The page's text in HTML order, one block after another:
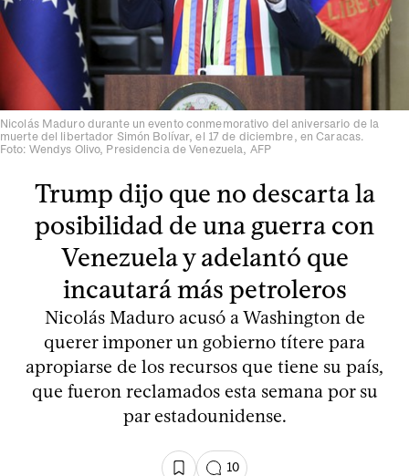
Nicolás Maduro durante un evento conmemorativo del aniversario de la
muerte del libertador Simón Bolívar, el 17 de diciembre, en Caracas.
Foto: Wendys Olivo, Presidencia de Venezuela, AFP
Trump dijo que no descarta la
posibilidad de una guerra con
Venezuela y adelantó que
incautará más petroleros
Nicolás Maduro acusó a Washington de
querer imponer un gobierno títere para
apropiarse de los recursos que tiene su país,
que fueron reclamados esta semana por su
par estadounidense.
10